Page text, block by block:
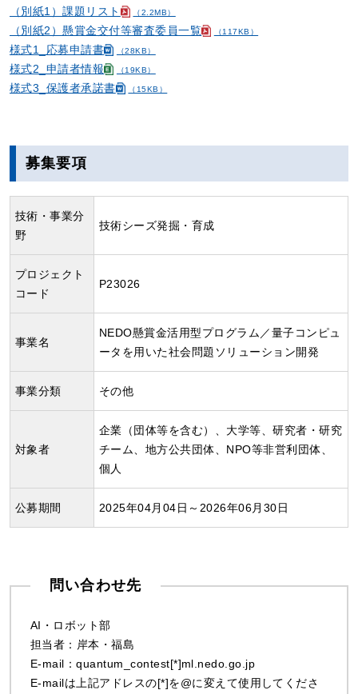
（別紙1）課題リスト （2.2MB）
（別紙2）懸賞金交付等審査委員一覧 （117KB）
様式1_応募申請書 （28KB）
様式2_申請者情報 （19KB）
様式3_保護者承諾書 （15KB）
募集要項
技術・事業分
野
技術シーズ発掘・育成
プロジェクト
コード
P23026
事業名
NEDO懸賞金活用型プログラム／量子コンピュ
ータを用いた社会問題ソリューション開発
事業分類 その他
対象者
企業（団体等を含む）、大学等、研究者・研究
チーム、地方公共団体、NPO等非営利団体、
個人
公募期間 2025年04月04日～2026年06月30日
問い合わせ先
AI・ロボット部
担当者：岸本・福島
E-mail：quantum_contest[*]ml.nedo.go.jp
E-mailは上記アドレスの[*]を@に変えて使用してくださ